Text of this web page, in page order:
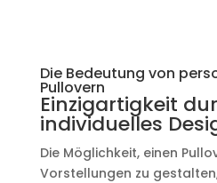
Die Bedeutung von
Pullovern
Einzigartigkeit
individuelles
Die Möglichkeit, einen
Vorstellungen zu